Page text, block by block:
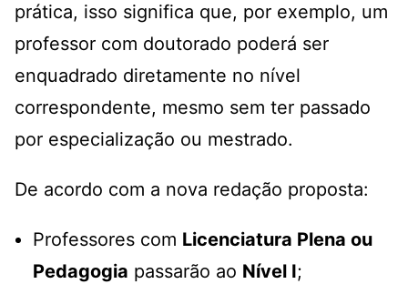
prática, isso significa que, por exemplo, um
professor com doutorado poderá ser
enquadrado diretamente no nível
correspondente, mesmo sem ter passado
por especialização ou mestrado.
De acordo com a nova redação proposta:
Professores com Licenciatura Plena ou
Pedagogia passarão ao Nível I;